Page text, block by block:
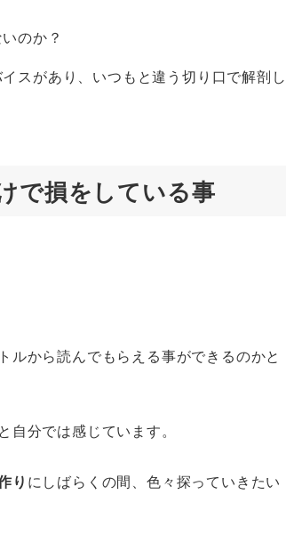
のか？
スがあり、いつもと違う切り口で解剖し
で損をしている事
から読んでもらえる事ができるのかと
分では感じています。
り にしばらくの間、色々探っていきたい